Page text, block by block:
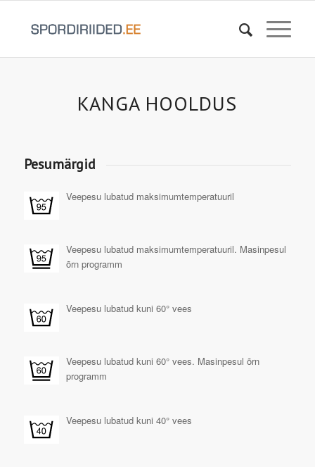
KANGA HOOLDUS
Pesumärgid
Veepesu lubatud maksimumtemperatuuril
Veepesu lubatud maksimumtemperatuuril. Masinpesul
õrn programm
Veepesu lubatud kuni 60° vees
Veepesu lubatud kuni 60° vees. Masinpesul õrn
programm
Veepesu lubatud kuni 40° vees